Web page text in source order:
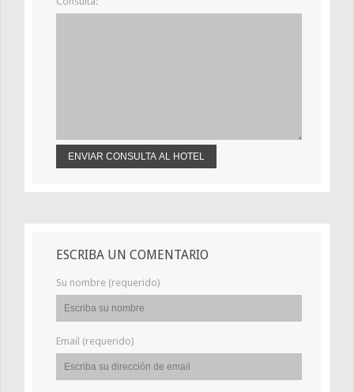
ESCRIBA UN COMENTARIO
Su nombre (requerido)
Email (requerido)